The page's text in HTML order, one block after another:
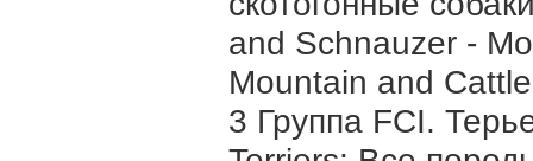
and Schnauzer -
Mountain and
3 Группа FCI.